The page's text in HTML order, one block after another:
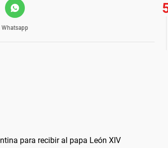
Whatsapp
para recibir al papa León XIV